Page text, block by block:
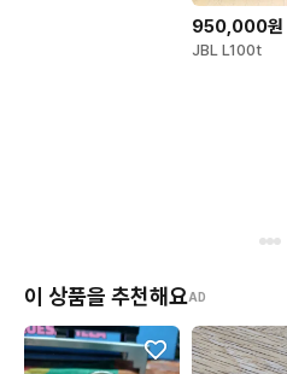
950,000원
JBL L100t
이 상품을 추천해요AD